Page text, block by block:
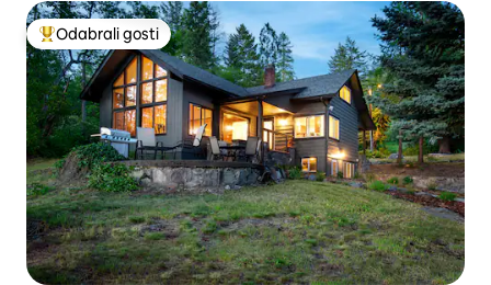
Među najviše rangiranima s oznakom „Odabrali gosti”
Odabrali gosti